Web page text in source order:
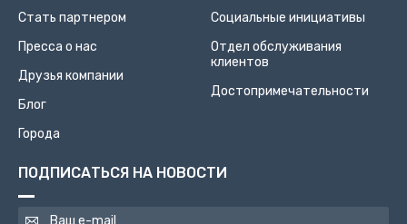
Стать партнером
Пресса о нас
Друзья компании
Блог
Города
Социальные инициативы
Отдел обслуживания
клиентов
Достопримечательности
ПОДПИСАТЬСЯ НА НОВОСТИ